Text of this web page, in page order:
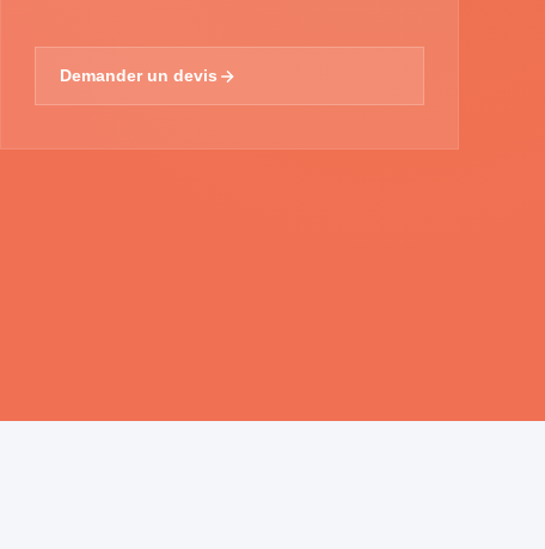
Demander un devis